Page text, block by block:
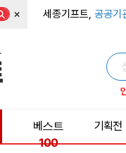
× 세종기프트, 공공기
베스트
100
기획전